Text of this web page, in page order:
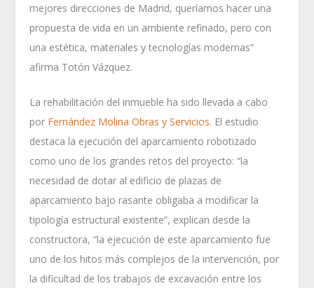
mejores direcciones de Madrid, queríamos hacer una
propuesta de vida en un ambiente refinado, pero con
una estética, materiales y tecnologías modernas”
afirma Totón Vázquez.
La rehabilitación del inmueble ha sido llevada a cabo
por Fernández Molina Obras y Servicios. El estudio
destaca la ejecución del aparcamiento robotizado
como uno de los grandes retos del proyecto: “la
necesidad de dotar al edificio de plazas de
aparcamiento bajo rasante obligaba a modificar la
tipología estructural existente”, explican desde la
constructora, “la ejecución de este aparcamiento fue
uno de los hitos más complejos de la intervención, por
la dificultad de los trabajos de excavación entre los